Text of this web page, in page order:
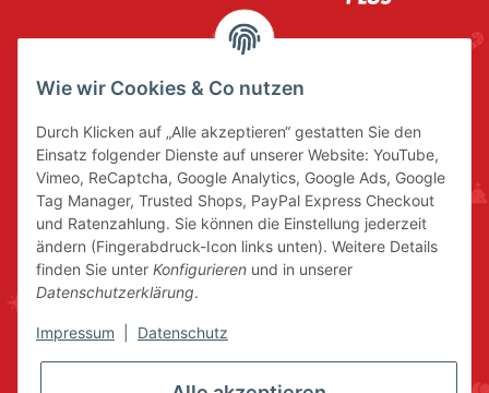
Wie wir Cookies & Co nutzen
Durch Klicken auf „Alle akzeptieren“ gestatten Sie den
Einsatz folgender Dienste auf unserer Website: YouTube,
Vimeo, ReCaptcha, Google Analytics, Google Ads, Google
Tag Manager, Trusted Shops, PayPal Express Checkout
und Ratenzahlung. Sie können die Einstellung jederzeit
ändern (Fingerabdruck-Icon links unten). Weitere Details
finden Sie unter Konfigurieren und in unserer
Datenschutzerklärung.
Impressum Datenschutz